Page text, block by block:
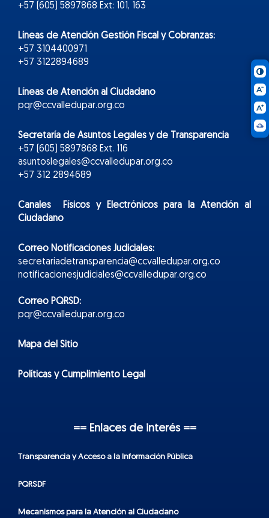
+57 (605) 5897868 Ext: 101, 163
Líneas de Atención Gestión Fiscal y Cobranzas:
+57 3104400971
+57 3122894689
Líneas de Atención al Ciudadano
pqr@ccvalledupar.org.co
Secretaría de Asuntos Legales y de Transparencia
+57 (605) 5897868 Ext. 116
asuntoslegales@ccvalledupar.org.co
+57 312 2894689
Canales Físicos yElectrónicospara la Atención al
Ciudadano
Correo Notificaciones Judiciales:
secretariadetransparencia@ccvalledupar.org.co
notificacionesjudiciales@ccvalledupar.org.co
Correo PQRSD:
pqr@ccvalledupar.org.co
Mapa del Sitio
Políticas y Cumplimiento Legal
== Enlaces de interés ==
Transparencia y Acceso a la Información Pública
PQRSDF
Mecanismos para la Atención al Ciudadano